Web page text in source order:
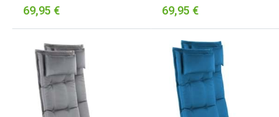
69,95 € 69,95 €